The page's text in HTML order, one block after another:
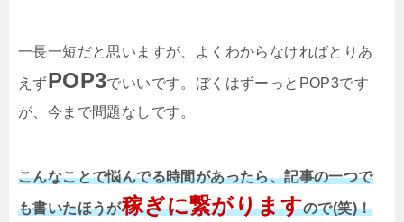
一長一短だと思いますが、よくわからなければとりあ
えずPOP3でいいです。ぼくはずーっとPOP3です
が、今まで問題なしです。
こんなことで悩んでる時間があったら、記事の一つで
も書いたほうが稼ぎに繋がりますので(笑)！